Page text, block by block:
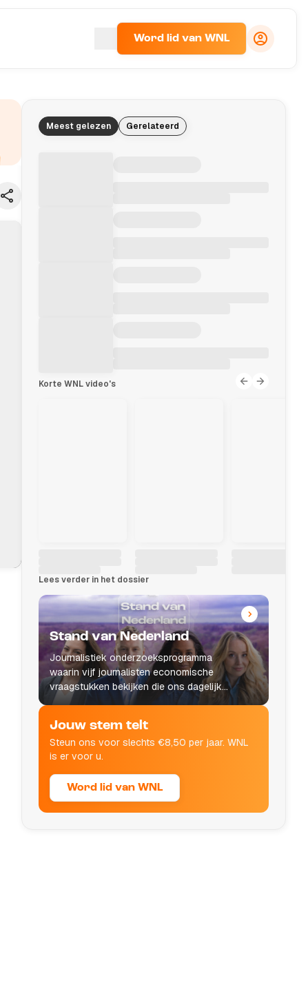
Word lid van WNL
Meest gelezen Gerelateerd
Korte WNL video's
Lees verder in het dossier
Stand van Nederland
Journalistiek onderzoeksprogramma
waarin vijf journalisten economische
vraagstukken bekijken die ons dagelijks
leven raken.
Jouw stem telt
Steun ons voor slechts €8,50 per jaar. WNL
is er voor u.
Word lid van WNL